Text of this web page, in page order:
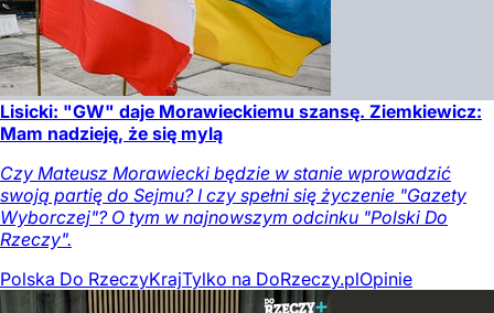
Lisicki: "GW" daje Morawieckiemu szansę. Ziemkiewicz:
Mam nadzieję, że się mylą
Czy Mateusz Morawiecki będzie w stanie wprowadzić
swoją partię do Sejmu? I czy spełni się życzenie "Gazety
Wyborczej"? O tym w najnowszym odcinku "Polski Do
Rzeczy".
Polska Do RzeczyKrajTylko na DoRzeczy.plOpinie